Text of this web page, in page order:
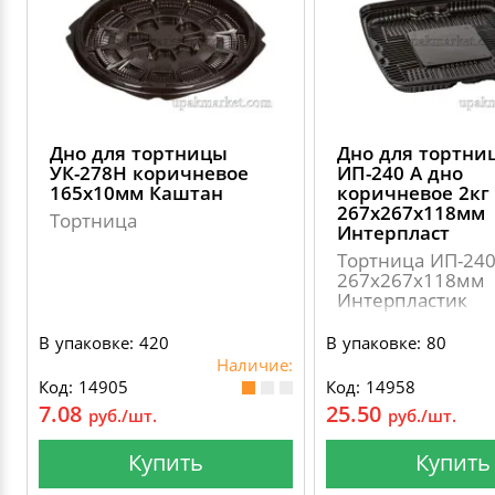
Дно для тортницы
УК-278Н коричневое
165х10мм Каштан
Тортница
В упаковке: 420
Наличие:
Код: 14905
7.08 руб./шт.
Купить
Дно для
ИП-240 А дно
коричневое 2кг
267х267х118мм
Интерпласт
Тортница ИП-240
267х267х118мм
Интерпластик
В упаковке: 80
Код: 14958
25.50 руб./шт.
Купить